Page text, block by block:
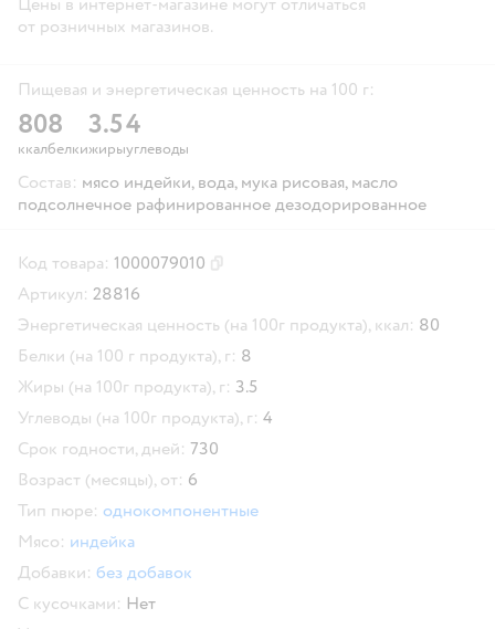
от розничных магазинов.
Пищевая и энергетическая ценность на 100 г:
80
ккал
8
белки
3.5
жиры
4
углеводы
Состав: мясо индейки, вода, мука рисовая, масло
подсолнечное рафинированное дезодорированное
Код товара: 1000079010
Артикул: 28816
Энергетическая ценность (на 100г продукта), ккал: 80
Белки (на 100 г продукта), г: 8
Жиры (на 100г продукта), г: 3.5
Углеводы (на 100г продукта), г: 4
Срок годности, дней: 730
Возраст (месяцы), от: 6
Тип пюре: однокомпонентные
Мясо: индейка
Добавки: без добавок
С кусочками: Нет